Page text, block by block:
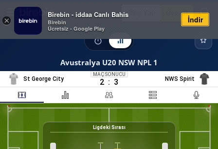
×
Birebin - iddaa Canlı Bahis
Birebin
Ücretsiz - Google Play
İndir
Giriş Yap Üye Ol
Avustralya U20 NSW NPL 1
St George City
MAÇ SONUCU
2 : 3 NWS Spirit
Ligdeki Sırası